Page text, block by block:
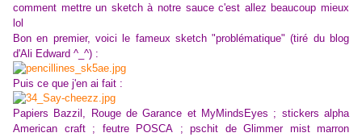
comment mettre un sketch à notre sauce c'est allez beaucoup mieux
lol
Bon en premier, voici le fameux sketch "problématique" (tiré du blog
d'Ali Edward ^_^) :
Puis ce que j'en ai fait :
Papiers Bazzil, Rouge de Garance et MyMindsEyes ; stickers alpha
American craft ; feutre POSCA ; pschit de Glimmer mist marron